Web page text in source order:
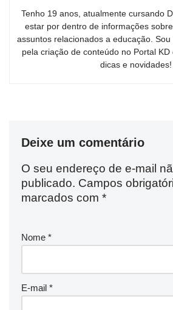
Tenho 19 anos, atualmente cursando
estar por dentro de informações
assuntos relacionados a educação.
pela criação de conteúdo no Portal
dicas e novidades!
Deixe um comentário
O seu endereço de e-mail
publicado. Campos
marcados com *
Nome *
E-mail *